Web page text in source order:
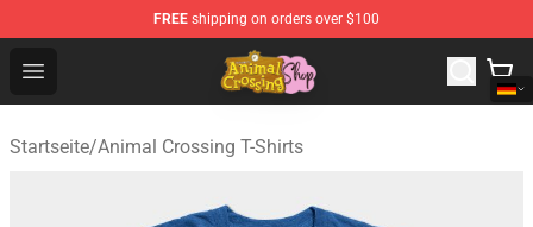
FREE shipping on orders over $100
Open menu
Animal Crossing Shop - Official Animal Crossing
Startseite/Animal Crossing T-Shirts